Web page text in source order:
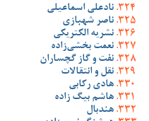
نادعلی اسماعیلی
ناصر شهبازی
نشریه الکتریکی
نعمت بخشی‌زاده
نفت و گاز گچساران
نقل و انتقالات
هادی رکابی
هاشم بیگ زاده
هندبال